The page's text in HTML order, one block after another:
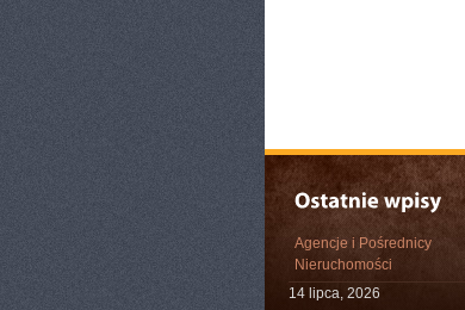
Agencje i Pośrednicy
Nieruchomości
14 lipca, 2026